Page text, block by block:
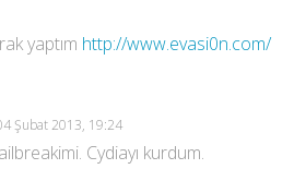
yaptım http://www.evasi0n.com/
Şubat 2013, 19:24
Cydiayı kurdum.